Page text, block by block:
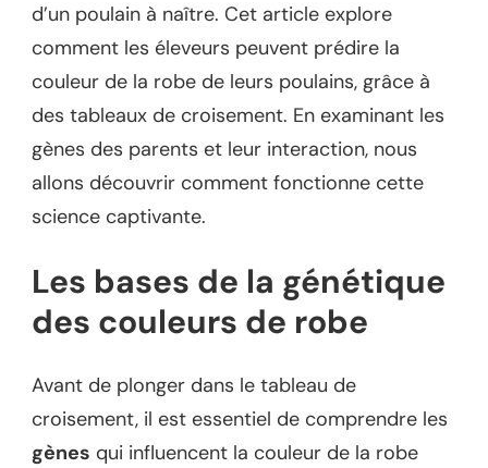
d’un poulain à naître. Cet article explore
comment les éleveurs peuvent prédire la
couleur de la robe de leurs poulains, grâce à
des tableaux de croisement. En examinant les
gènes des parents et leur interaction, nous
allons découvrir comment fonctionne cette
science captivante.
Les bases de la génétique
des couleurs de robe
Avant de plonger dans le tableau de
croisement, il est essentiel de comprendre les
gènes qui influencent la couleur de la robe